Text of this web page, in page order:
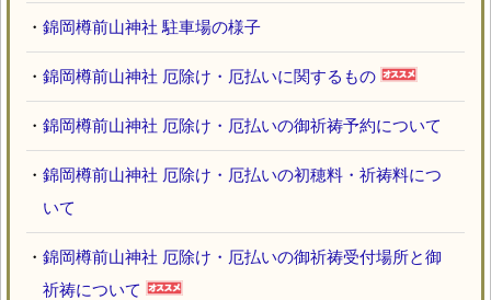
・ 錦岡樽前山神社 駐車場の様子
・ 錦岡樽前山神社 厄除け・厄払いに関するもの
・ 錦岡樽前山神社 厄除け・厄払いの御祈祷予約について
・ 錦岡樽前山神社 厄除け・厄払いの初穂料・祈祷料につ
いて
・ 錦岡樽前山神社 厄除け・厄払いの御祈祷受付場所と御
祈祷について